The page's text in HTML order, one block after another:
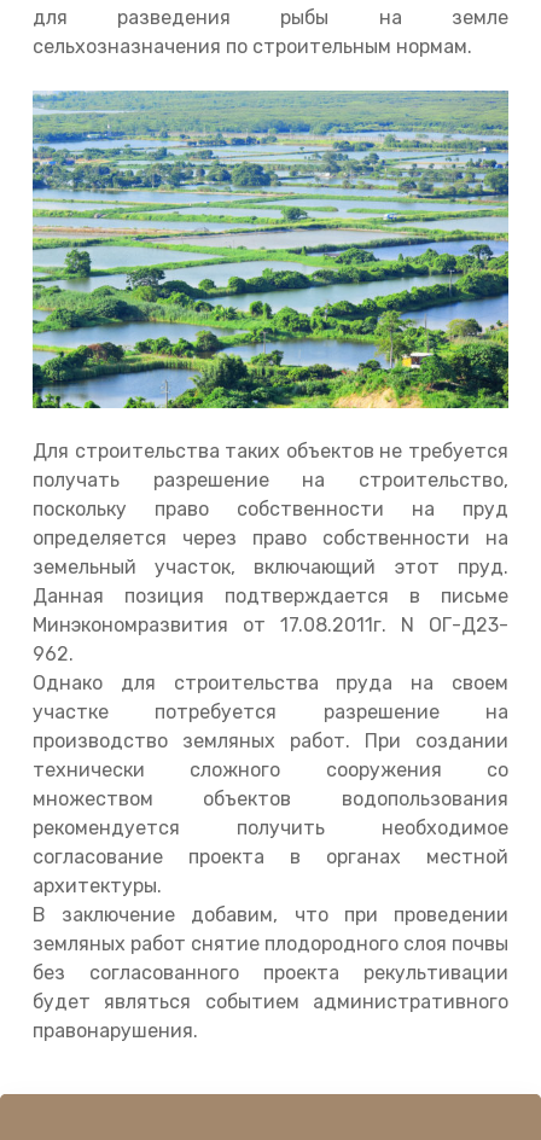
для разведения рыбы на земле
сельхозназначения по строительным нормам.
Для строительства таких объектов не требуется
получать разрешение на строительство,
поскольку право собственности на пруд
определяется через право собственности на
земельный участок, включающий этот пруд.
Данная позиция подтверждается в письме
Минэкономразвития от 17.08.2011г. N ОГ-Д23-
962.
Однако для строительства пруда на своем
участке потребуется разрешение на
производство земляных работ. При создании
технически сложного сооружения со
множеством объектов водопользования
рекомендуется получить необходимое
согласование проекта в органах местной
архитектуры.
В заключение добавим, что при проведении
земляных работ снятие плодородного слоя почвы
без согласованного проекта рекультивации
будет являться событием административного
правонарушения.